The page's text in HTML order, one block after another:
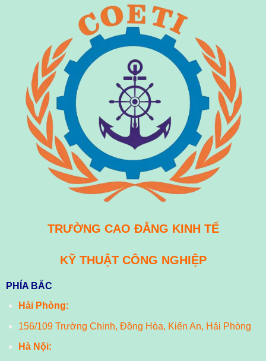
TRƯỜNG CAO ĐẲNG KINH TẾ
KỸ THUẬT CÔNG NGHIỆP
PHÍA BẮC
Hải Phòng:
156/109 Trường Chinh, Đồng Hòa, Kiến An, Hải Phòng
Hà Nội: